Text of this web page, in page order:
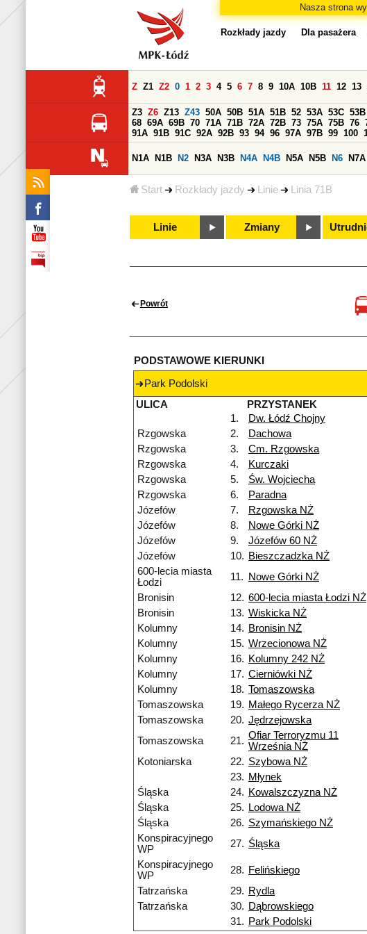
Nasza strona
Start Rozkłady jazdy Linie Linia 71B
Rozkłady jazdy Dla pasażera
Z Z1 Z2 0 1 2 3 4 5 6 7 8 9 10A 10B 11 12 13
Z3 Z6 Z13 Z43 50A 50B 51A 51B 52 53A 53C 53B
68 69A 69B 70 71A 71B 72A 72B 73 75A 75B 76
91A 91B 91C 92A 92B 93 94 96 97A 97B 99 100
N1A N1B N2 N3A N3B N4A N4B N5A N5B N6 N7A
Linie Zmiany
Powrót
PODSTAWOWE KIERUNKI
Park Podolski
ULICA
PRZYSTANEK
1.
Dw. Łódź Chojny
Rzgowska
2. Dachowa
Rzgowska
3. Cm. Rzgowska
Rzgowska
4. Kurczaki
Rzgowska
5. Św. Wojciecha
Rzgowska
6. Paradna
Józefów
7. Rzgowska NŻ
Józefów
8. Nowe Górki NŻ
Józefów
9. Józefów 60 NŻ
Józefów
10. Bieszczadzka NŻ
600-lecia miasta
Łodzi
11. Nowe Górki NŻ
Bronisin 12. 600-lecia miasta Łodzi NŻ
Bronisin
13. Wiskicka NŻ
Kolumny
14. Bronisin NŻ
Kolumny
15. Wrzecionowa NŻ
Kolumny
16. Kolumny 242 NŻ
Kolumny
17. Cierniówki NŻ
Kolumny
18. Tomaszowska
Tomaszowska
19. Małego Rycerza NŻ
Tomaszowska
20. Jędrzejowska
Tomaszowska
21. Ofiar Terroryzmu 11
Września NŻ
Kotoniarska 22. Szybowa NŻ
23. Młynek
Śląska
24. Kowalszczyzna NŻ
Śląska
25. Lodowa NŻ
Śląska
26. Szymańskiego NŻ
Konspiracyjnego
WP
27. Śląska
Konspiracyjnego
WP
28. Felińskiego
Tatrzańska 29. Rydla
Tatrzańska
30. Dąbrowskiego
31. Park Podolski